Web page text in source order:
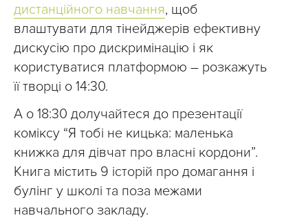
дистанційного навчання, щоб
влаштувати для тінейджерів ефективну
дискусію про дискримінацію і як
користуватися платформою – розкажуть
її творці о 14:30.
А о 18:30 долучайтеся до презентації
коміксу “Я тобі не кицька: маленька
книжка для дівчат про власні кордони”.
Книга містить 9 історій про домагання і
булінг у школі та поза межами
навчального закладу.